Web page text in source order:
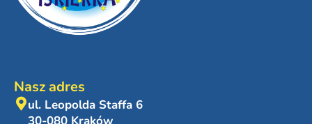
Nasz adres
ul. Leopolda Staffa 6
30-080 Kraków